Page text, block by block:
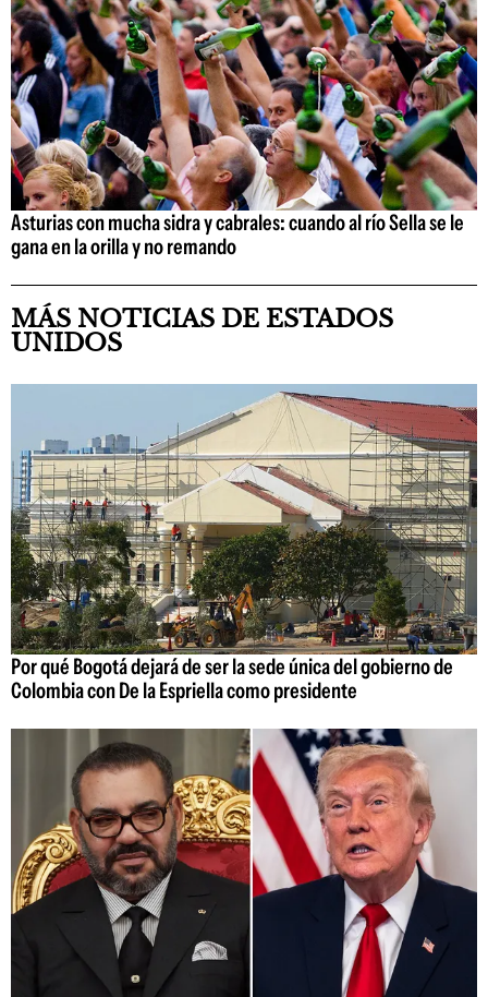
Asturias con mucha sidra y cabrales: cuando al río Sella se le
gana en la orilla y no remando
MÁS NOTICIAS DE ESTADOS
UNIDOS
Por qué Bogotá dejará de ser la sede única del gobierno de
Colombia con De la Espriella como presidente